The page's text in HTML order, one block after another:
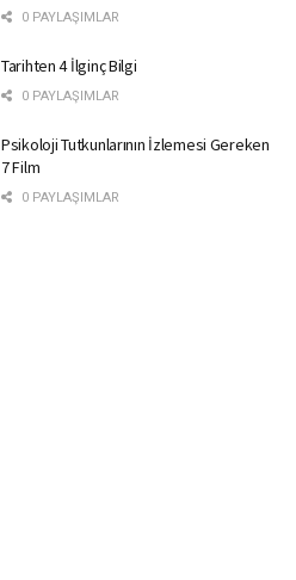
0 PAYLAŞIMLAR
Tarihten 4 İlginç Bilgi
0 PAYLAŞIMLAR
Psikoloji Tutkunlarının İzlemesi Gereken
7 Film
0 PAYLAŞIMLAR